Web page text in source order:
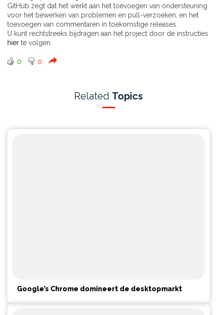
GitHub zegt dat het werkt aan het toevoegen van ondersteuning
voor het bewerken van problemen en pull-verzoeken, en het
toevoegen van commentaren in toekomstige releases.
U kunt rechtstreeks bijdragen aan het project door de instructies
hier te volgen.
0 0
Related Topics
Google’s Chrome domineert de desktopmarkt